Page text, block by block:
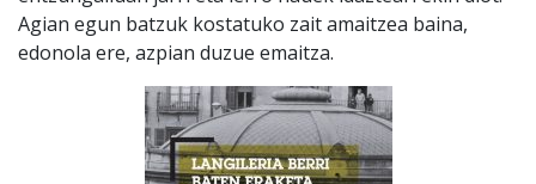
Agian egun batzuk kostatuko zait amaitzea baina,
edonola ere, azpian duzue emaitza.